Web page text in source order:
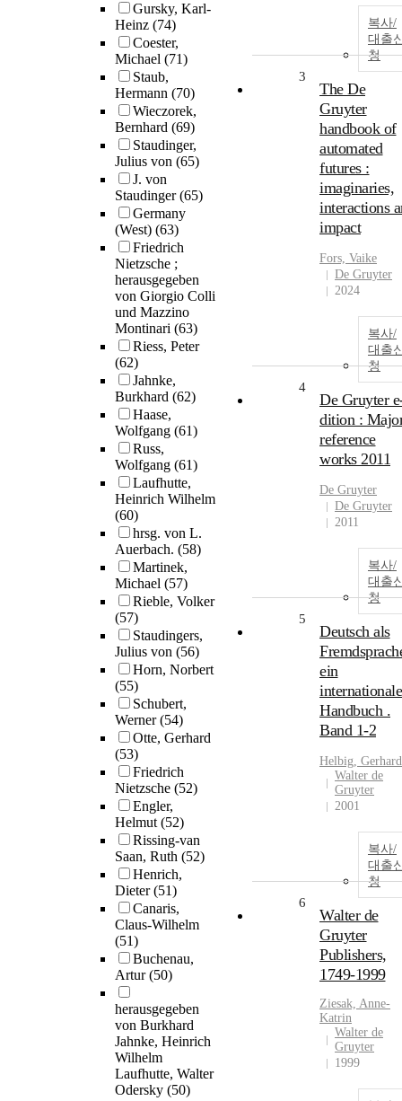
Gursky, Karl-
Heinz (74)
Coester,
Michael (71)
Staub,
Hermann (70)
Wieczorek,
Bernhard (69)
Staudinger,
Julius von (65)
J. von
Staudinger(65)
Germany
(West) (63)
Friedrich
Nietzsche ;
herausgegeben
von Giorgio Colli
und Mazzino
Montinari (63)
Riess, Peter
(62)
Jahnke,
Burkhard (62)
Haase,
Wolfgang (61)
Russ,
Wolfgang (61)
Laufhutte,
Heinrich Wilhelm
(60)
hrsg. von L.
Auerbach. (58)
Martinek,
Michael (57)
Rieble, Volker
(57)
Staudingers,
Julius von (56)
Horn, Norbert
(55)
Schubert,
Werner(54)
Otte, Gerhard
(53)
Friedrich
Nietzsche (52)
Engler,
Helmut(52)
Rissing-van
Saan, Ruth (52)
Henrich,
Dieter(51)
Canaris,
Claus-Wilhelm
(51)
Buchenau,
Artur(50)
herausgegeben
von Burkhard
Jahnke, Heinrich
Wilhelm
Laufhutte, Walter
Odersky (50)
복사/
대출
청
3
The De
Gruyter
handbook of
automated
futures :
imaginaries,
interactions
impact
Fors, Vaike
De Gruyter
2024
복사/
대출
청
4
De Gruyter
dition :
reference
works 2011
De Gruyter
De Gruyter
2011
복사/
대출
청
5
Deutsch als
ein
Handbuch .
Band 1-2
Helbig, Gerhard
Walter de
Gruyter
2001
복사/
대출
청
6
Walter de
Gruyter
Publishers,
1749-1999
Ziesak, Anne-
Katrin
Walter de
Gruyter
1999